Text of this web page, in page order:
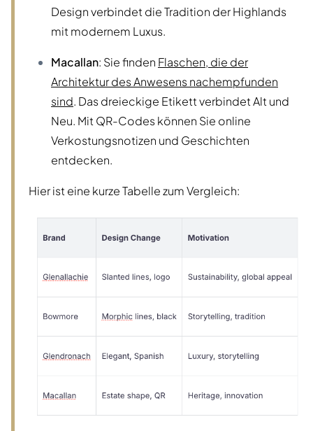
Design verbindet die Tradition der Highlands
mit modernem Luxus.
Macallan: Sie finden Flaschen, die der
Architektur des Anwesens nachempfunden
sind. Das dreieckige Etikett verbindet Alt und
Neu. Mit QR-Codes können Sie online
Verkostungsnotizen und Geschichten
entdecken.
Hier ist eine kurze Tabelle zum Vergleich: